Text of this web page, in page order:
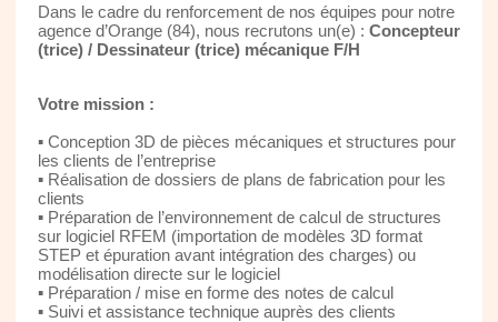
Dans le cadre du renforcement de nos équipes pour notre
agence d’Orange (84), nous recrutons un(e) : Concepteur
(trice) / Dessinateur (trice) mécanique F/H
Votre mission :
▪ Conception 3D de pièces mécaniques et structures pour
les clients de l’entreprise
▪ Réalisation de dossiers de plans de fabrication pour les
clients
▪ Préparation de l’environnement de calcul de structures
sur logiciel RFEM (importation de modèles 3D format
STEP et épuration avant intégration des charges) ou
modélisation directe sur le logiciel
▪ Préparation / mise en forme des notes de calcul
▪ Suivi et assistance technique auprès des clients